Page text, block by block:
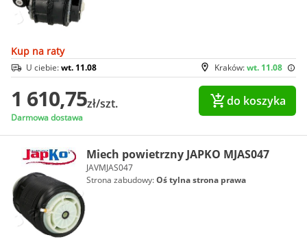
Kup na raty
Kraków:wt. 11.08
U ciebie:wt. 11.08
1 610,75zł/szt.
Darmowa dostawa
do koszyka
Miech powietrzny JAPKO MJAS047
JAVMJAS047
Strona zabudowy:Oś tylna strona prawa